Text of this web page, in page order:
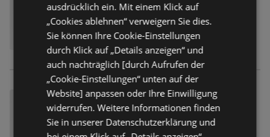
ausdrücklich ein. Mit einem Klick auf
„Cookies ablehnen“ verweigern Sie dies.
Sie können Ihre Cookie-Einstellungen
durch Klick auf „Details anzeigen“ und
auch nachträglich [durch Aufrufen der
„Cookie-Einstellungen“ unten auf der
Website] anpassen oder Ihre Einwilligung
widerrufen. Weitere Informationen finden
Sie in unserer Datenschutzerklärung und